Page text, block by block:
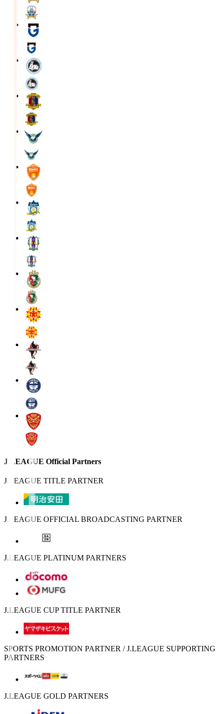
J.LEAGUE Official Partners
J.LEAGUE TITLE PARTNER
J.LEAGUE OFFICIAL BROADCASTING PARTNER
J.LEAGUE PLATINUM PARTNERS
J.LEAGUE CUP TITLE PARTNER
SPORTS PROMOTION PARTNER / J.LEAGUE SUPPORTING
PARTNERS
J.LEAGUE GOLD PARTNERS